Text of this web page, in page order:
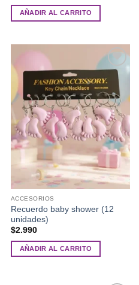
AÑADIR AL CARRITO
Añadir
a la
lista de
deseos
ACCESORIOS
Recuerdo baby shower (12
unidades)
$2.990
AÑADIR AL CARRITO